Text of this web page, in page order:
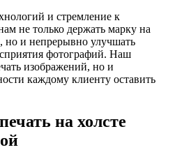
и стремление к
не только держать марку на
но и непрерывно улучшать
фотографий. Наш
изображений, но и
каждому клиенту оставить
на холсте